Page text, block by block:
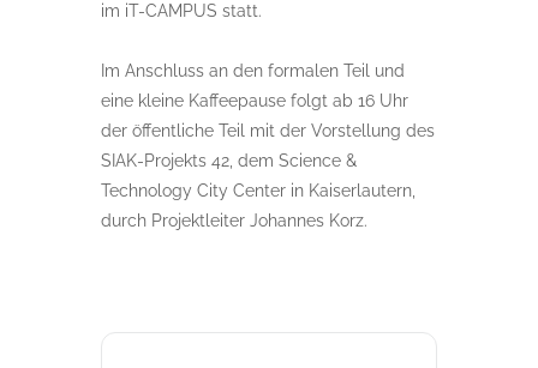
im iT-CAMPUS statt.
Im Anschluss an den formalen Teil und
eine kleine Kaffeepause folgt ab 16 Uhr
der öffentliche Teil mit der Vorstellung des
SIAK-Projekts 42, dem Science &
Technology City Center in Kaiserlautern,
durch Projektleiter Johannes Korz.